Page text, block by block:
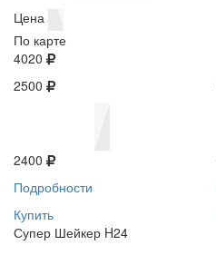
Цена
По карте
4020
2500
2400
Подробности
Купить
Супер Шейкер H24